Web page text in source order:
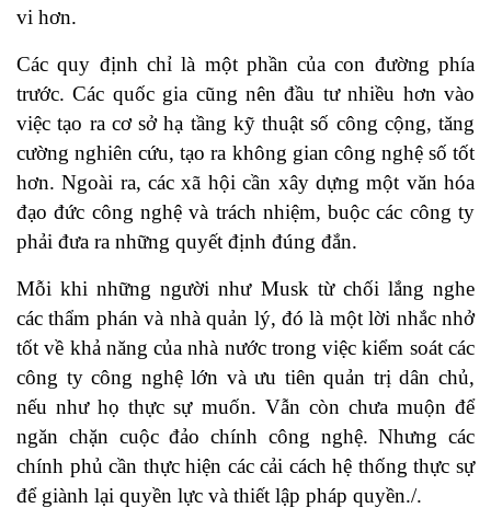
vi hơn.
Các quy định chỉ là một phần của con đường phía
trước. Các quốc gia cũng nên đầu tư nhiều hơn vào
việc tạo ra cơ sở hạ tầng kỹ thuật số công cộng, tăng
cường nghiên cứu, tạo ra không gian công nghệ số tốt
hơn. Ngoài ra, các xã hội cần xây dựng một văn hóa
đạo đức công nghệ và trách nhiệm, buộc các công ty
phải đưa ra những quyết định đúng đắn.
Mỗi khi những người như Musk từ chối lắng nghe
các thẩm phán và nhà quản lý, đó là một lời nhắc nhở
tốt về khả năng của nhà nước trong việc kiểm soát các
công ty công nghệ lớn và ưu tiên quản trị dân chủ,
nếu như họ thực sự muốn. Vẫn còn chưa muộn để
ngăn chặn cuộc đảo chính công nghệ. Nhưng các
chính phủ cần thực hiện các cải cách hệ thống thực sự
để giành lại quyền lực và thiết lập pháp quyền./.